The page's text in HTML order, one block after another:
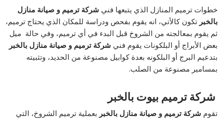
خطوات ترميم المنازل الذي يتبعها فني شركة ترميم و صيانة منازل
بالخبر تكون كالأتي، انه يقوم بفحص ودراسة للمكان الذي يحتاج ترميم،
ثم يقوم بمعالجته من الشروخ قبل البدء في أي ترميم، وفي حالة ميل
بعض الأبراج أو البلكونات يقوم فني شركة ترميم و صيانة منازل بالخبر
بتدعيم البرج أو البلكونه بعدة كوابيل مصنوعة من الحديد، وتثبيته
بمسامير مصنوعة من الصلب.
شركة ترميم بيوت بالخبر
تقوم شركة ترميم و صيانة منازل بالخبر بعملية ترميم الشروخ، التي